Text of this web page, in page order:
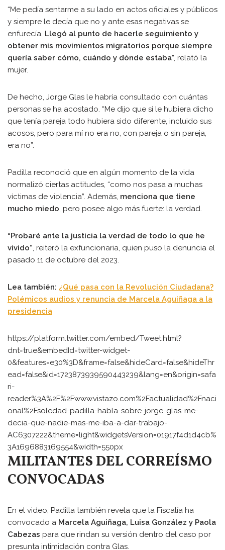
“Me pedía sentarme a su lado en actos oficiales y públicos
y siempre le decía que no y ante esas negativas se
enfurecía. Llegó al punto de hacerle seguimiento y
obtener mis movimientos migratorios porque siempre
quería saber cómo, cuándo y dónde estaba”, relató la
mujer.
De hecho, Jorge Glas le habría consultado con cuántas
personas se ha acostado. “Me dijo que si le hubiera dicho
que tenía pareja todo hubiera sido diferente, incluido sus
acosos, pero para mí no era no, con pareja o sin pareja,
era no”.
Padilla reconoció que en algún momento de la vida
normalizó ciertas actitudes, “como nos pasa a muchas
víctimas de violencia”. Además, menciona que tiene
mucho miedo, pero posee algo más fuerte: la verdad.
“Probaré ante la justicia la verdad de todo lo que he
vivido”, reiteró la exfuncionaria, quien puso la denuncia el
pasado 11 de octubre del 2023.
Lea también: ¿Qué pasa con la Revolución Ciudadana?
Polémicos audios y renuncia de Marcela Aguiñaga a la
presidencia
https://platform.twitter.com/embed/Tweet.html?
dnt=true&embedId=twitter-widget-
0&features=e30%3D&frame=false&hideCard=false&hideThr
ead=false&id=1723873939590443239&lang=en&origin=safa
ri-
reader%3A%2F%2Fwww.vistazo.com%2Factualidad%2Fnaci
onal%2Fsoledad-padilla-habla-sobre-jorge-glas-me-
decia-que-nadie-mas-me-iba-a-dar-trabajo-
AC6307222&theme=light&widgetsVersion=01917f4d1d4cb%
3A1696883169554&width=550px
MILITANTES DEL CORREÍSMO
CONVOCADAS
En el video, Padilla también revela que la Fiscalía ha
convocado a Marcela Aguiñaga, Luisa González y Paola
Cabezas para que rindan su versión dentro del caso por
presunta intimidación contra Glas.